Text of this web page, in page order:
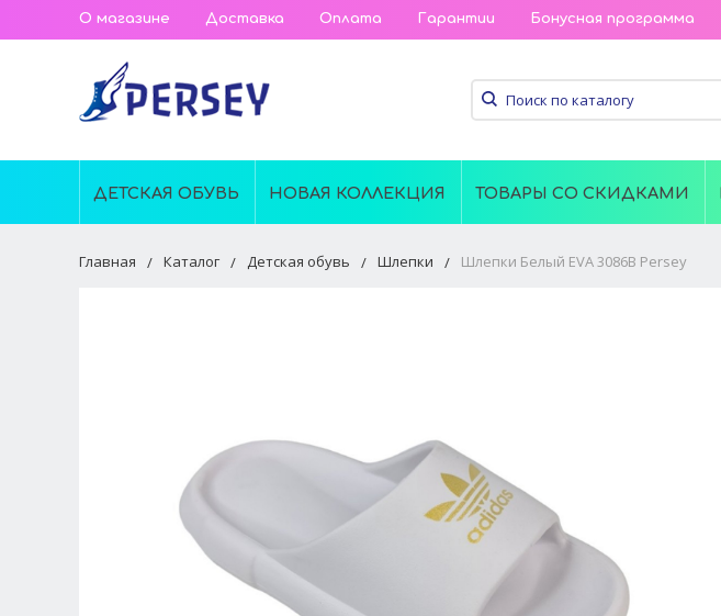
О магазине Доставка Оплата Гарантии Бонусная программа
ДЕТСКАЯ ОБУВЬ НОВАЯ КОЛЛЕКЦИЯ ТОВАРЫ СО СКИДКАМИ
Главная Каталог Детская обувь Шлепки Шлепки Белый EVA 3086B Persey